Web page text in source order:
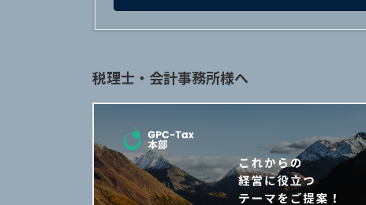
税理士・会計事務所様へ